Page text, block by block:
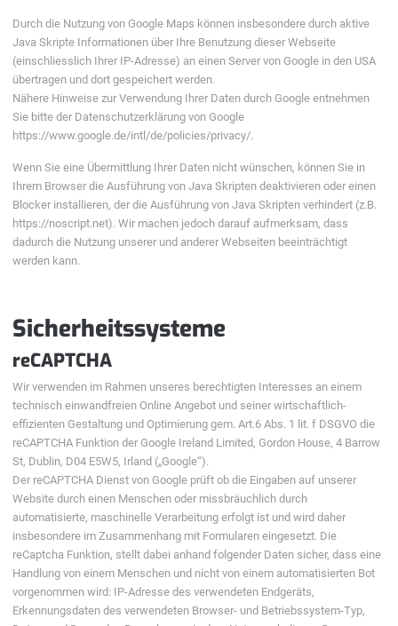
Durch die Nutzung von Google Maps können insbesondere durch aktive
Java Skripte Informationen über Ihre Benutzung dieser Webseite
(einschliesslich Ihrer IP-Adresse) an einen Server von Google in den USA
übertragen und dort gespeichert werden.
Nähere Hinweise zur Verwendung Ihrer Daten durch Google entnehmen
Sie bitte der Datenschutzerklärung von Google
https://www.google.de/intl/de/policies/privacy/.
Wenn Sie eine Übermittlung Ihrer Daten nicht wünschen, können Sie in
Ihrem Browser die Ausführung von Java Skripten deaktivieren oder einen
Blocker installieren, der die Ausführung von Java Skripten verhindert (z.B.
https://noscript.net). Wir machen jedoch darauf aufmerksam, dass
dadurch die Nutzung unserer und anderer Webseiten beeinträchtigt
werden kann.
Sicherheitssysteme
reCAPTCHA
Wir verwenden im Rahmen unseres berechtigten Interesses an einem
technisch einwandfreien Online Angebot und seiner wirtschaftlich-
effizienten Gestaltung und Optimierung gem. Art.6 Abs. 1 lit. f DSGVO die
reCAPTCHA Funktion der Google Ireland Limited, Gordon House, 4 Barrow
St, Dublin, D04 E5W5, Irland („Google“).
Der reCAPTCHA Dienst von Google prüft ob die Eingaben auf unserer
Website durch einen Menschen oder missbräuchlich durch
automatisierte, maschinelle Verarbeitung erfolgt ist und wird daher
insbesondere im Zusammenhang mit Formularen eingesetzt. Die
reCaptcha Funktion, stellt dabei anhand folgender Daten sicher, dass eine
Handlung von einem Menschen und nicht von einem automatisierten Bot
vorgenommen wird: IP-Adresse des verwendeten Endgeräts,
Erkennungsdaten des verwendeten Browser- und Betriebssystem-Typ,